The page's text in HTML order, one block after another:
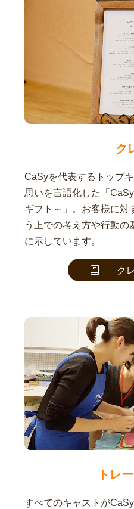
ク
CaSyを代表するトップ
思いを言語化した「
ギフト～」。お客様に対
う上での考え方や行動の
に示しています。
ク
トレ
すべてのキャストが